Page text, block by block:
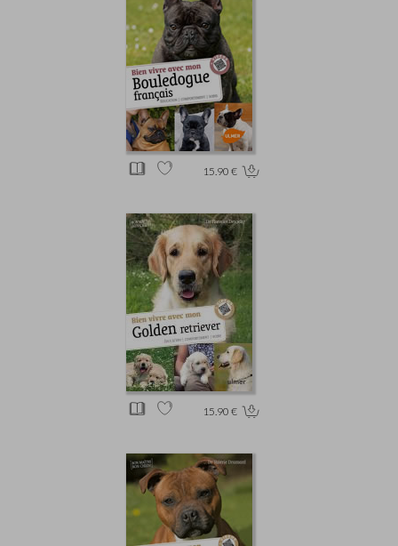
15.90 €
15.90 €